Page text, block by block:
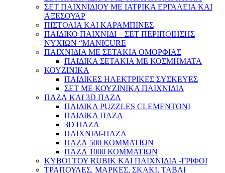
ΣΕΤ ΠΑΙΧΝΙΔΙΟΥ ΜΕ ΙΑΤΡΙΚΑ ΕΡΓΑΛΕΙΑ ΚΑΙ
ΑΞΕΣΟΥΑΡ
ΠΙΣΤΟΛΙΑ ΚΑΙ ΚΑΡΑΜΠΙΝΕΣ
ΠΑΙΔΙΚΟ ΠΑΙΧΝΙΔΙ – ΣΕΤ ΠΕΡΙΠΟΙΗΣΗΣ
ΝΥΧΙΩΝ “MANICURE
ΠΑΙΧΝΙΔΙΑ ΜΕ ΣΕΤΑΚΙΑ ΟΜΟΡΦΙΑΣ
ΠΑΙΔΙΚΑ ΣΕΤΑΚΙΑ ΜΕ ΚΟΣΜΗΜΑΤΑ
ΚΟΥΖΙΝΙΚΑ
ΠΑΙΔΙΚΕΣ ΗΛΕΚΤΡΙΚΕΣ ΣΥΣΚΕΥΕΣ
ΣΕΤ ΜΕ ΚΟΥΖΙΝΙΚΑ ΠΑΙΧΝΙΔΙΑ
ΠΑΖΛ ΚΑΙ 3D ΠΑΖΛ
ΠΑΙΔΙΚΑ PUZZLES CLEMENTONI
ΠΑΙΔΙΚΑ ΠΑΖΛ
3D ΠΑΖΛ
ΠΑΙΧΝΙΔΙ-ΠΑΖΛ
ΠΑΖΛ 500 ΚΟΜΜΑΤΙΩΝ
ΠΑΖΛ 1000 ΚΟΜΜΑΤΙΩΝ
ΚΥΒΟΙ ΤΟΥ RUBIK ΚΑΙ ΠΑΙΧΝΙΔΙΑ -ΓΡΙΦΟΙ
ΤΡΑΠΟΥΛΕΣ, ΜΑΡΚΕΣ, ΣΚΑΚΙ, ΤΑΒΛΙ